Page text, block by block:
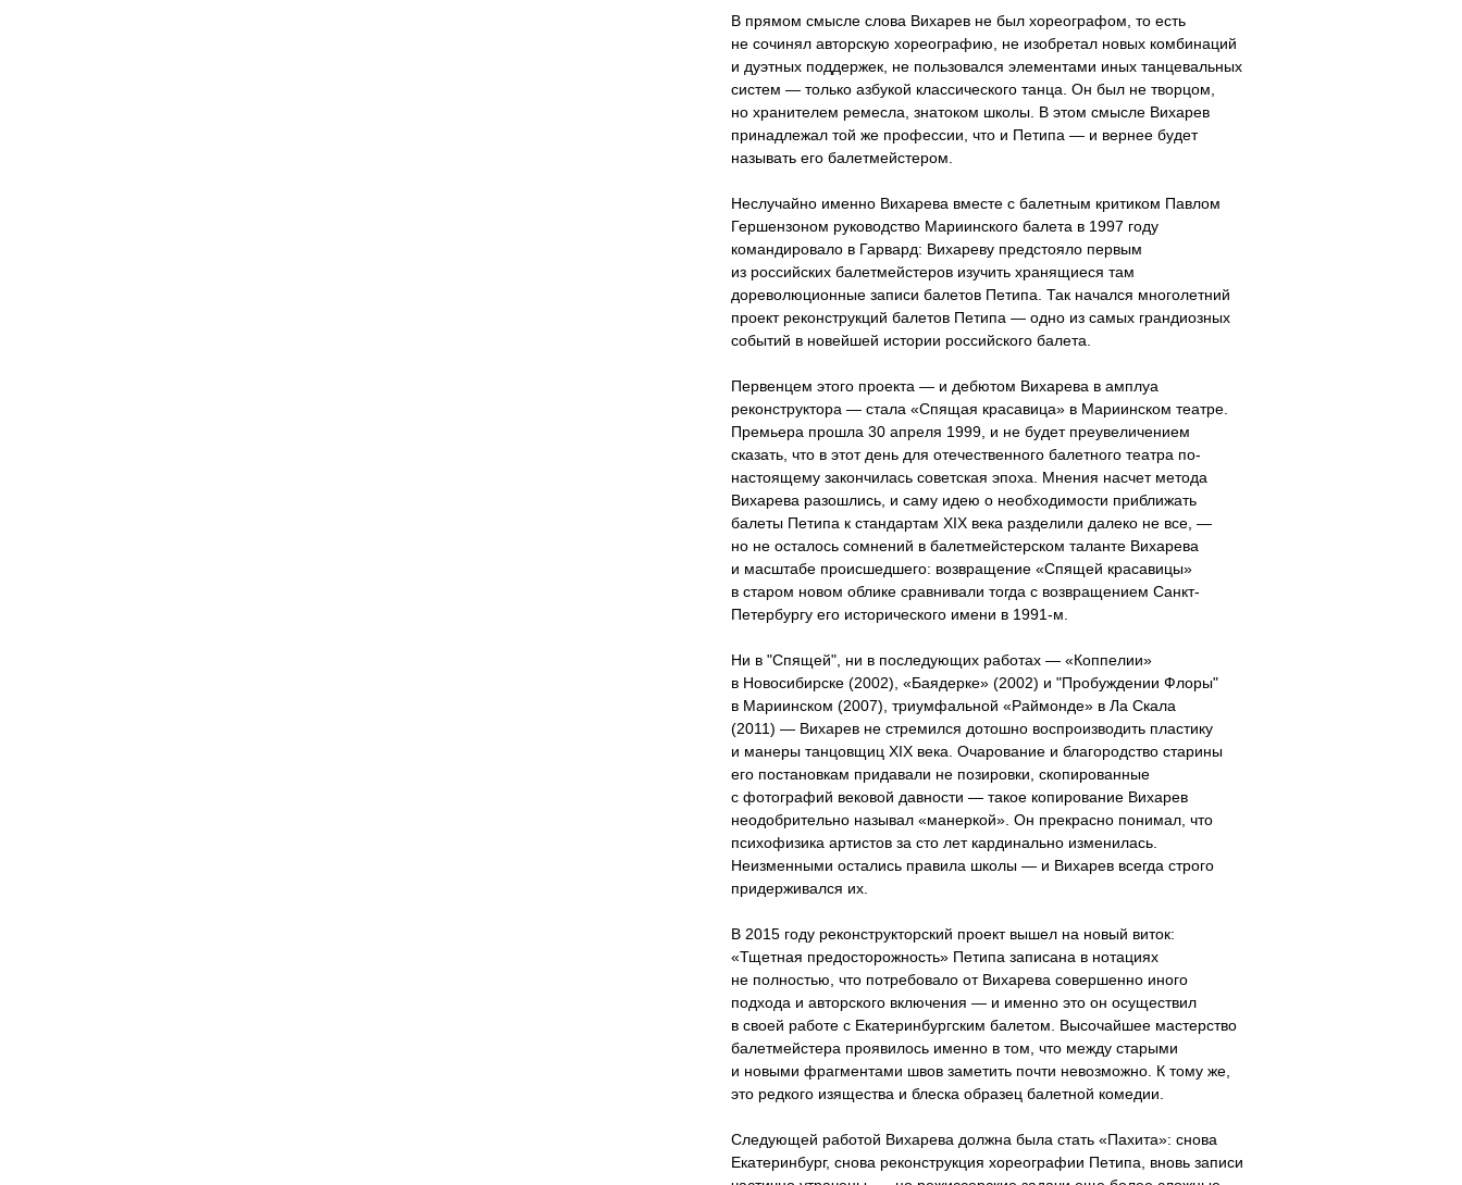
В прямом смысле слова Вихарев не был хореографом, то есть
не сочинял авторскую хореографию, не изобретал новых комбинаций
и дуэтных поддержек, не пользовался элементами иных танцевальных
систем — только азбукой классического танца. Он был не творцом,
но хранителем ремесла, знатоком школы. В этом смысле Вихарев
принадлежал той же профессии, что и Петипа — и вернее будет
называть его балетмейстером.
Неслучайно именно Вихарева вместе с балетным критиком Павлом
Гершензоном руководство Мариинского балета в 1997 году
командировало в Гарвард: Вихареву предстояло первым
из российских балетмейстеров изучить хранящиеся там
дореволюционные записи балетов Петипа. Так начался многолетний
проект реконструкций балетов Петипа — одно из самых грандиозных
событий в новейшей истории российского балета.
Первенцем этого проекта — и дебютом Вихарева в амплуа
реконструктора — стала «Спящая красавица» в Мариинском театре.
Премьера прошла 30 апреля 1999, и не будет преувеличением
сказать, что в этот день для отечественного балетного театра по-
настоящему закончилась советская эпоха. Мнения насчет метода
Вихарева разошлись, и саму идею о необходимости приближать
балеты Петипа к стандартам XIX века разделили далеко не все, —
но не осталось сомнений в балетмейстерском таланте Вихарева
и масштабе происшедшего: возвращение «Спящей красавицы»
в старом новом облике сравнивали тогда с возвращением Санкт-
Петербургу его исторического имени в 1991-м.
Ни в "Спящей", ни в последующих работах — «Коппелии»
в Новосибирске (2002), «Баядерке» (2002) и "Пробуждении Флоры"
в Мариинском (2007), триумфальной «Раймонде» в Ла Скала
(2011) — Вихарев не стремился дотошно воспроизводить пластику
и манеры танцовщиц XIX века. Очарование и благородство старины
его постановкам придавали не позировки, скопированные
с фотографий вековой давности — такое копирование Вихарев
неодобрительно называл «манеркой». Он прекрасно понимал, что
психофизика артистов за сто лет кардинально изменилась.
Неизменными остались правила школы — и Вихарев всегда строго
придерживался их.
В 2015 году реконструкторский проект вышел на новый виток:
«Тщетная предосторожность» Петипа записана в нотациях
не полностью, что потребовало от Вихарева совершенно иного
подхода и авторского включения — и именно это он осуществил
в своей работе с Екатеринбургским балетом. Высочайшее мастерство
балетмейстера проявилось именно в том, что между старыми
и новыми фрагментами швов заметить почти невозможно. К тому же,
это редкого изящества и блеска образец балетной комедии.
Следующей работой Вихарева должна была стать «Пахита»: снова
Екатеринбург, снова реконструкция хореографии Петипа, вновь записи